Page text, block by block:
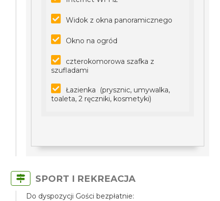
Widok z okna panoramicznego
Okno na ogród
czterokomorowa szafka z
szufladami
Łazienka (prysznic, umywalka,
toaleta, 2 ręczniki, kosmetyki)
SPORT I REKREACJA
Do dyspozycji Gości bezpłatnie: